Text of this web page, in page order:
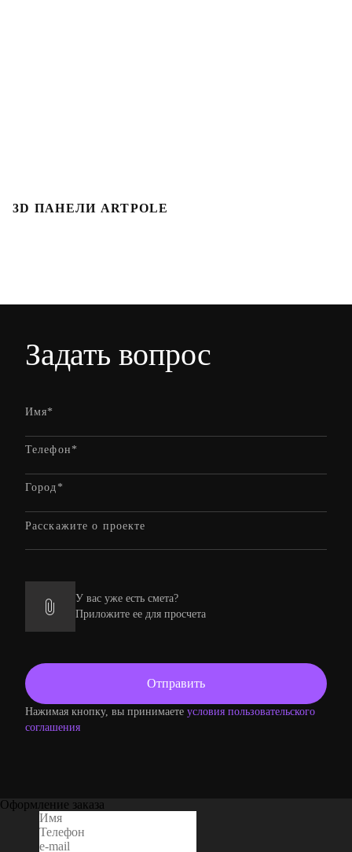
3D ПАНЕЛИ ARTPOLE
Задать вопрос
У вас уже есть смета?
Приложите ее для просчета
Нажимая кнопку, вы принимаете условия пользовательского
соглашения
Оформление заказа